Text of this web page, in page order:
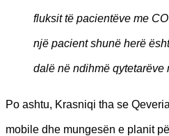
fluksit të pacientëve me
një pacient shunë herë
dalë në ndihmë qytetarëve
Po ashtu, Krasniqi tha se
mobile dhe mungesën e planit